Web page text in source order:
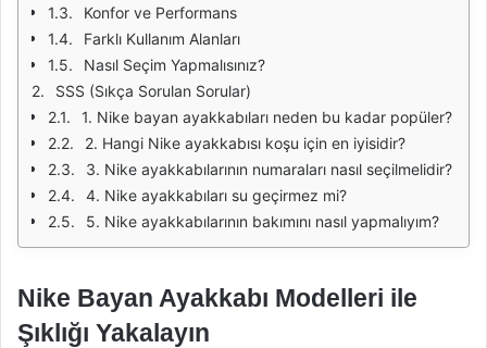
Konfor ve Performans
Farklı Kullanım Alanları
Nasıl Seçim Yapmalısınız?
SSS (Sıkça Sorulan Sorular)
1. Nike bayan ayakkabıları neden bu kadar popüler?
2. Hangi Nike ayakkabısı koşu için en iyisidir?
3. Nike ayakkabılarının numaraları nasıl seçilmelidir?
4. Nike ayakkabıları su geçirmez mi?
5. Nike ayakkabılarının bakımını nasıl yapmalıyım?
Nike Bayan Ayakkabı Modelleri ile
Şıklığı Yakalayın